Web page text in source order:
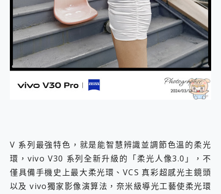
V 系列最強特色，就是能智慧辨識並調節色溫的柔光
環，vivo V30 系列全新升級的「柔光人像3.0」，不
僅具備手機史上最大柔光環、VCS 真彩超感光主鏡頭
以及 vivo獨家影像演算法，奈米級導光工藝使柔光環